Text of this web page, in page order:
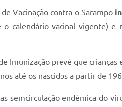
Vacinação contra o Sarampo
o calendário vacinal vigente) e
Imunização prevê que
até os nascidos a partir de
semcirculação endêmica do